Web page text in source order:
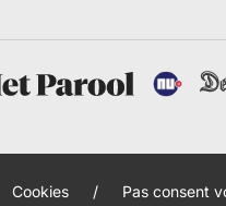
Cookies / Pas consent